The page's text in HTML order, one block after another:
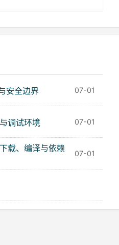
安全边界 07-01
调试环境 07-01
载、编译与依赖
07-01